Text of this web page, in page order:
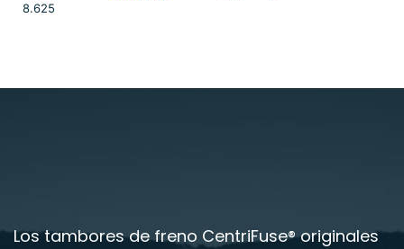
8.625
Los tambores de freno CentriFuse® originales